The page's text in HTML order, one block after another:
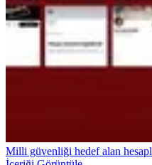
Milli güvenliği hedef alan